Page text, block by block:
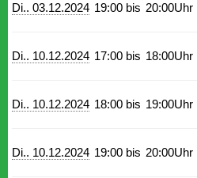
Di.. 03.12.2024 19:00 bis 20:00Uhr
Di.. 10.12.2024 17:00 bis 18:00Uhr
Di.. 10.12.2024 18:00 bis 19:00Uhr
Di.. 10.12.2024 19:00 bis 20:00Uhr